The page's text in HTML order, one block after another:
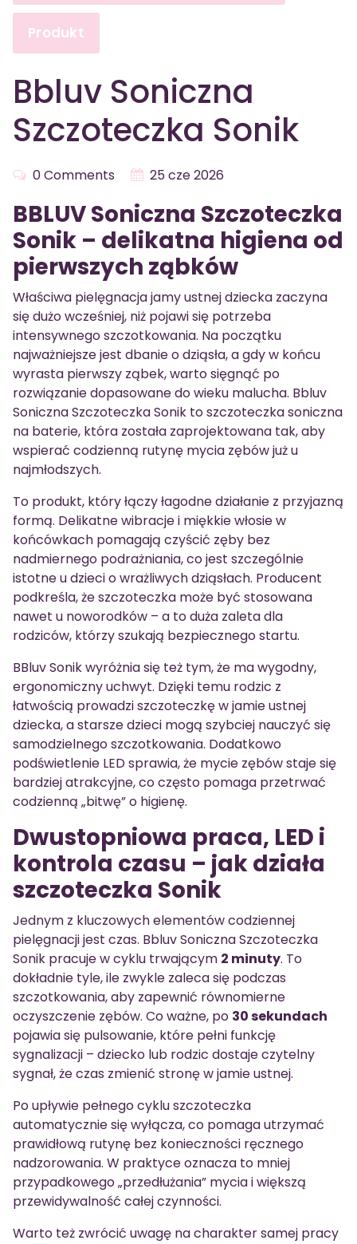
Produkt
Bbluv Soniczna
Szczoteczka Sonik
0 Comments 25 cze 2026
BBLUV Soniczna Szczoteczka
Sonik – delikatna higiena od
pierwszych ząbków
Właściwa pielęgnacja jamy ustnej dziecka zaczyna
się dużo wcześniej, niż pojawi się potrzeba
intensywnego szczotkowania. Na początku
najważniejsze jest dbanie o dziąsła, a gdy w końcu
wyrasta pierwszy ząbek, warto sięgnąć po
rozwiązanie dopasowane do wieku malucha. Bbluv
Soniczna Szczoteczka Sonik to szczoteczka soniczna
na baterie, która została zaprojektowana tak, aby
wspierać codzienną rutynę mycia zębów już u
najmłodszych.
To produkt, który łączy łagodne działanie z przyjazną
formą. Delikatne wibracje i miękkie włosie w
końcówkach pomagają czyścić zęby bez
nadmiernego podrażniania, co jest szczególnie
istotne u dzieci o wrażliwych dziąsłach. Producent
podkreśla, że szczoteczka może być stosowana
nawet u noworodków – a to duża zaleta dla
rodziców, którzy szukają bezpiecznego startu.
BBluv Sonik wyróżnia się też tym, że ma wygodny,
ergonomiczny uchwyt. Dzięki temu rodzic z
łatwością prowadzi szczoteczkę w jamie ustnej
dziecka, a starsze dzieci mogą szybciej nauczyć się
samodzielnego szczotkowania. Dodatkowo
podświetlenie LED sprawia, że mycie zębów staje się
bardziej atrakcyjne, co często pomaga przetrwać
codzienną „bitwę” o higienę.
Dwustopniowa praca, LED i
kontrola czasu – jak działa
szczoteczka Sonik
Jednym z kluczowych elementów codziennej
pielęgnacji jest czas. Bbluv Soniczna Szczoteczka
Sonik pracuje w cyklu trwającym 2 minuty. To
dokładnie tyle, ile zwykle zaleca się podczas
szczotkowania, aby zapewnić równomierne
oczyszczenie zębów. Co ważne, po 30 sekundach
pojawia się pulsowanie, które pełni funkcję
sygnalizacji – dziecko lub rodzic dostaje czytelny
sygnał, że czas zmienić stronę w jamie ustnej.
Po upływie pełnego cyklu szczoteczka
automatycznie się wyłącza, co pomaga utrzymać
prawidłową rutynę bez konieczności ręcznego
nadzorowania. W praktyce oznacza to mniej
przypadkowego „przedłużania” mycia i większą
przewidywalność całej czynności.
Warto też zwrócić uwagę na charakter samej pracy